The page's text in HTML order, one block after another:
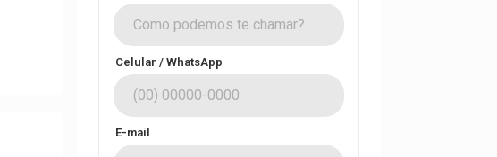
Celular / WhatsApp
E-mail